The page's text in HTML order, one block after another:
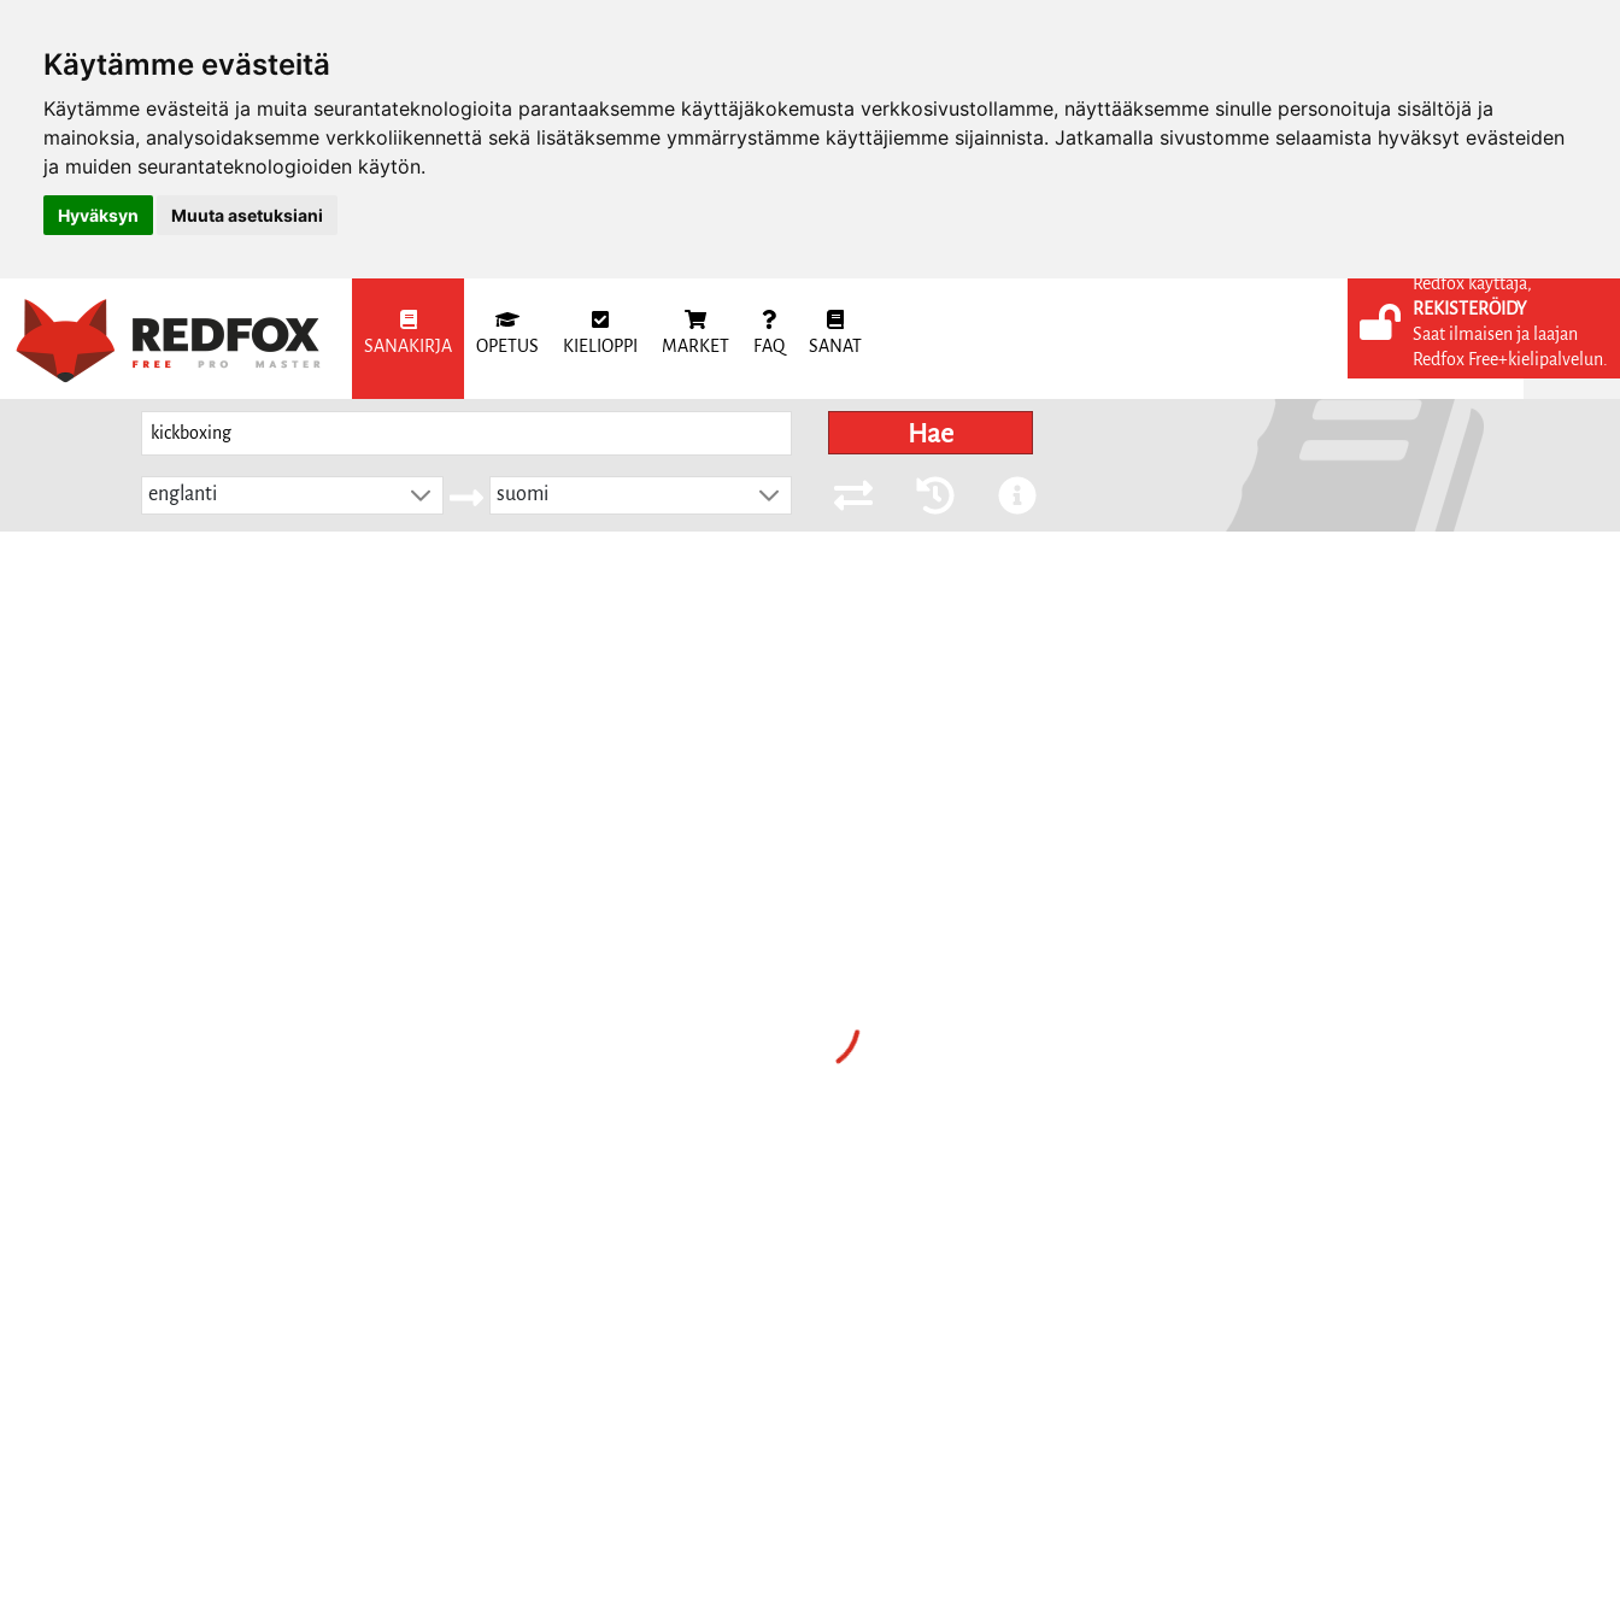
Käytämme evästeitä
Käytämme evästeitä ja muita seurantateknologioita parantaaksemme käyttäjäkokemusta verkkosivustollamme, näyttääksemme sinulle personoituja sisältöjä ja
mainoksia, analysoidaksemme verkkoliikennettä sekä lisätäksemme ymmärrystämme käyttäjiemme sijainnista. Jatkamalla sivustomme selaamista hyväksyt evästeiden
ja muiden seurantateknologioiden käytön.
Hyväksyn Muuta asetuksiani
SANAKIRJA OPETUS KIELIOPPI MARKET FAQ SANAT
KIRJAUDU SISÄÄN
REKISTERÖIDY
Hae
englanti suomi
Redfox käyttäjä,
REKISTERÖIDY
Saat ilmaisen ja laajan
Redfox Free+kielipalvelun.